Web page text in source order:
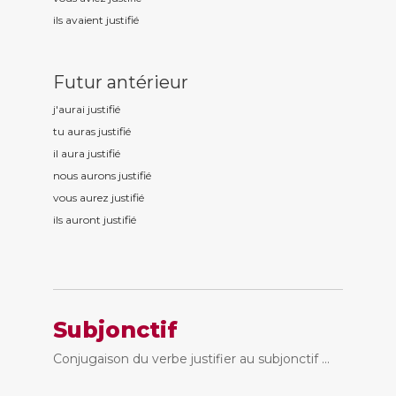
ils avaient justifié
Futur antérieur
j'aurai justifié
tu auras justifié
il aura justifié
nous aurons justifié
vous aurez justifié
ils auront justifié
Subjonctif
Conjugaison du verbe justifier au subjonctif ...